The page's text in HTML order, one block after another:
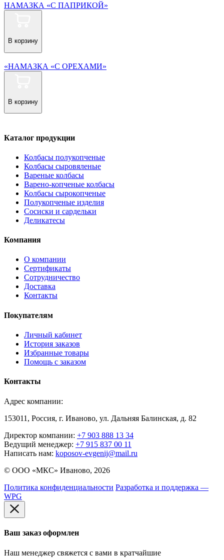
НАМАЗКА «С ПАПРИКОЙ»
В корзину
«НАМАЗКА «С ОРЕХАМИ»
В корзину
Каталог продукции
Колбасы полукопченые
Колбасы сыровяленые
Вареные колбасы
Варено-копченые колбасы
Колбасы сырокопченые
Полукопченые изделия
Сосиски и сардельки
Деликатесы
Компания
О компании
Сертификаты
Сотрудничество
Доставка
Контакты
Покупателям
Личный кабинет
История заказов
Избранные товары
Помощь с заказом
Контакты
Адрес компании:
153011, Россия, г. Иваново, ул. Дальняя Балинская, д. 82
Директор компании: +7 903 888 13 34
Ведущий менеджер: +7 915 837 00 11
Написать нам: koposov-evgenij@mail.ru
© ООО «МКС» Иваново, 2026
Политика конфиденциальности Разработка и поддержка —
WPG
Ваш заказ оформлен
Наш менеджер свяжется с вами в кратчайшие